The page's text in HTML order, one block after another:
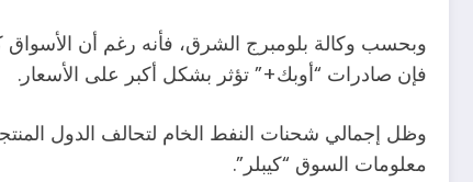
وبحسب وكالة بلومبرج الشرق، فأنه رغم أن
فإن صادرات “أوبك+” تؤثر بشكل أكبر على الأسعار.
وظل إجمالي شحنات النفط الخام لتحالف الدول
معلومات السوق “كيبلر”.